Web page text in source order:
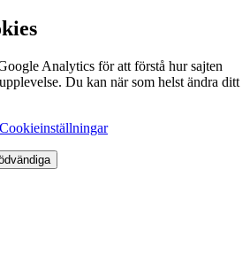
Analytics för att förstå hur sajten
Du kan när som helst ändra ditt
Cookieinställningar